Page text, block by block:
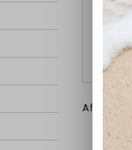
KIT
DE

Affichage